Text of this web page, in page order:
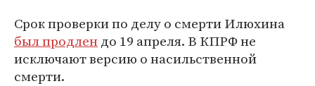
Срок проверки по делу о смерти Илюхина
был продлендо 19 апреля. В КПРФ не
исключают версию о насильственной
смерти.